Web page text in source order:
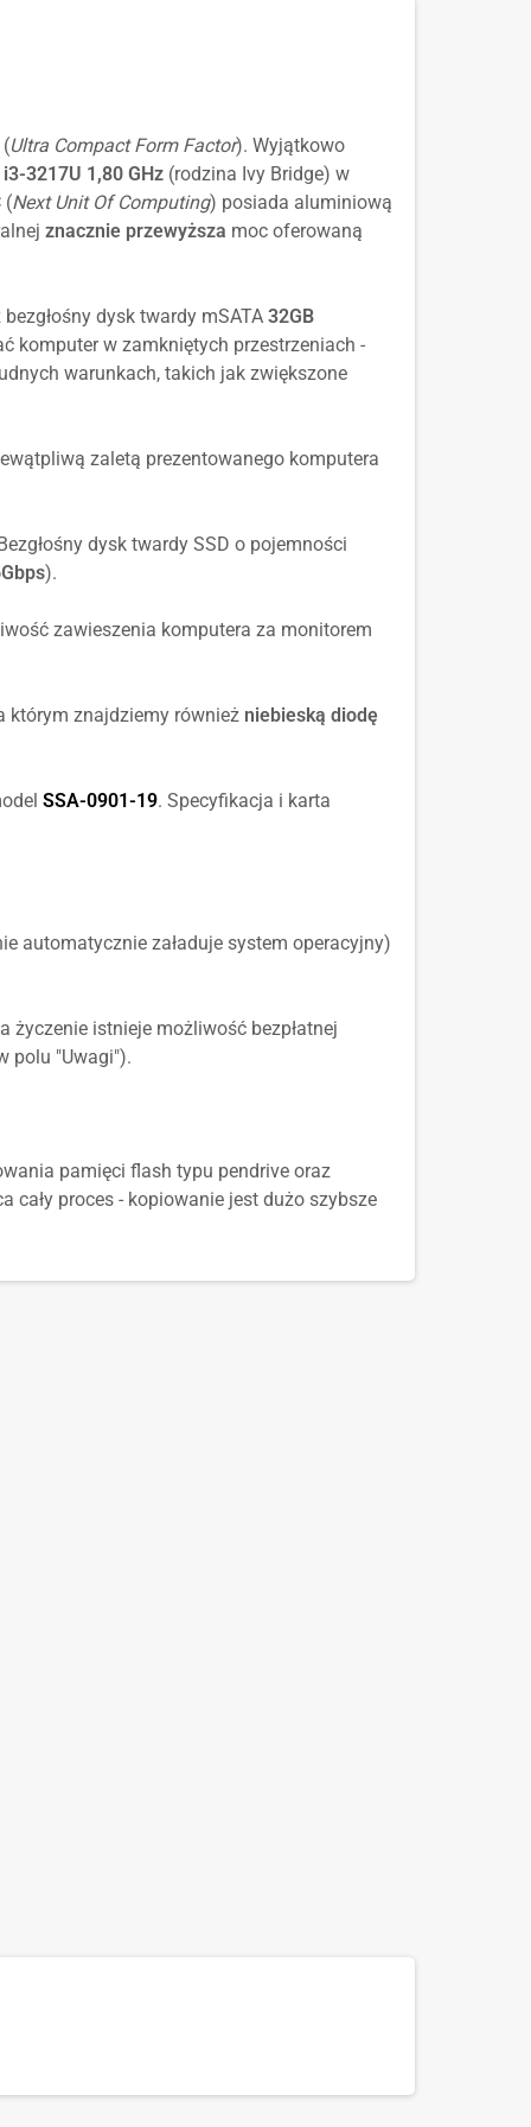
(Ultra Compact Form Factor). Wyjątkowo
3217U 1,80 GHz (rodzina Ivy Bridge) w
(Next Unit Of Computing) posiada aluminiową
znacznie przewyższa moc oferowaną
bezgłośny dysk twardy mSATA 32GB
komputer w zamkniętych przestrzeniach -
warunkach, takich jak zwiększone
zaletą prezentowanego komputera
dysk twardy SSD o pojemności
).
zawieszenia komputera za monitorem
którym znajdziemy również niebieską diodę
SSA-0901-19. Specyfikacja i karta
automatycznie załaduje system operacyjny)
życzenie istnieje możliwość bezpłatnej
polu "Uwagi").
pamięci flash typu pendrive oraz
cały proces - kopiowanie jest dużo szybsze